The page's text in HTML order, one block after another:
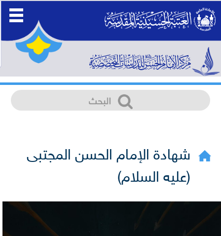
شهادة الإمام الحسن المجتبى
(عليه السلام)